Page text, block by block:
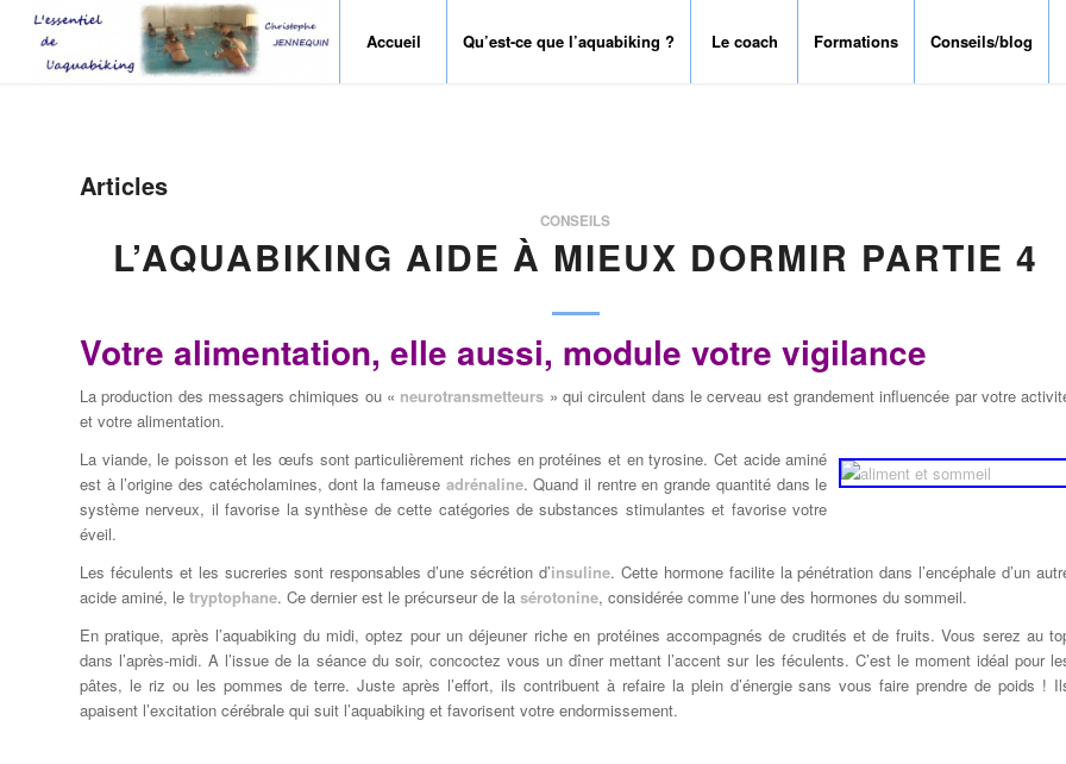
Accueil Qu’est-ce que l’aquabiking ? Le coach Formations Conseils/blog
Articles
CONSEILS
L’AQUABIKING AIDE À MIEUX DORMIR PARTIE 4
Votre alimentation, elle aussi, module votre vigilance
La production des messagers chimiques ou « neurotransmetteurs » qui circulent dans le cerveau est grandement influencée par votre
et votre alimentation.
La viande, le poisson et les œufs sont particulièrement riches en protéines et en tyrosine. Cet acide aminé
est à l’origine des catécholamines, dont la fameuse adrénaline. Quand il rentre en grande quantité dans le
système nerveux, il favorise la synthèse de cette catégories de substances stimulantes et favorise votre
éveil.
Les féculents et les sucreries sont responsables d’une sécrétion d’insuline. Cette hormone facilite la pénétration dans l’encéphale d’un
acide aminé, le tryptophane. Ce dernier est le précurseur de la sérotonine, considérée comme l’une des hormones du sommeil.
En pratique, après l’aquabiking du midi, optez pour un déjeuner riche en protéines accompagnés de crudités et de fruits. Vous serez au
dans l’après-midi. A l’issue de la séance du soir, concoctez vous un dîner mettant l’accent sur les féculents. C’est le moment idéal pour
pâtes, le riz ou les pommes de terre. Juste après l’effort, ils contribuent à refaire la plein d’énergie sans vous faire prendre de poids !
apaisent l’excitation cérébrale qui suit l’aquabiking et favorisent votre endormissement.